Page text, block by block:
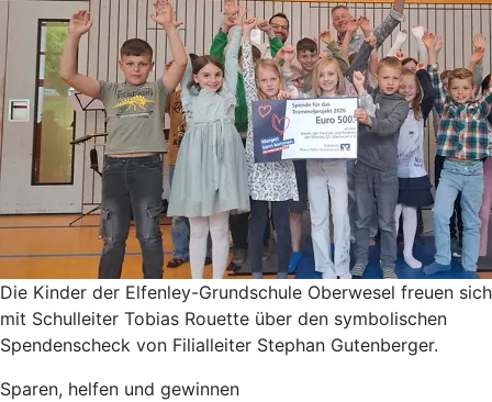
Die Kinder der Elfenley-Grundschule Oberwesel freuen sich
mit Schulleiter Tobias Rouette über den symbolischen
Spendenscheck von Filialleiter Stephan Gutenberger.
Sparen, helfen und gewinnen